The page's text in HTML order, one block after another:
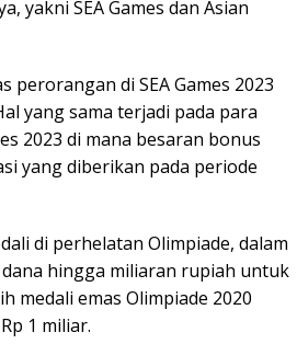
yakni SEA Games dan Asian
di SEA Games 2023
yang sama terjadi pada para
2023 di mana besaran bonus
yang diberikan pada periode
di perhelatan Olimpiade, dalam
hingga miliaran rupiah untuk
medali emas Olimpiade 2020
1 miliar.